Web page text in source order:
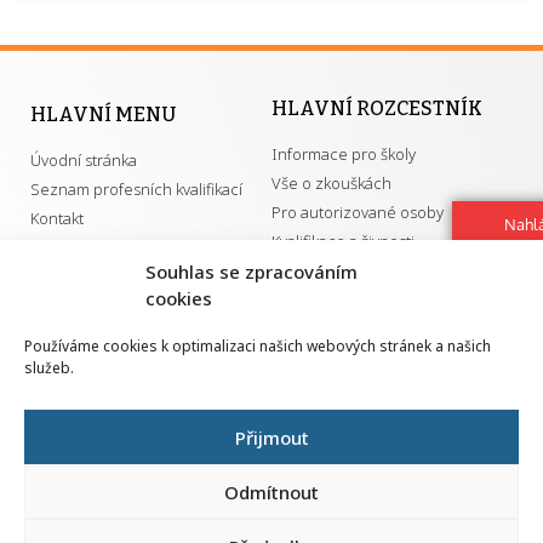
Souhlas se zpracováním
cookies
Používáme cookies k optimalizaci našich webových stránek a našich
služeb.
Přijmout
Odmítnout
HLAVNÍ MENU
Úvodní stránka
Seznam profesních kvalifikací
Kontakt
HLAVNÍ ROZCESTNÍK
Informace pro školy
Vše o zkouškách
Pro autorizované osoby
Kvalifikace a živnosti
GDPR
Národní pedagogický institut ČR
Senovážné náměstí 25
110 00 Praha 1